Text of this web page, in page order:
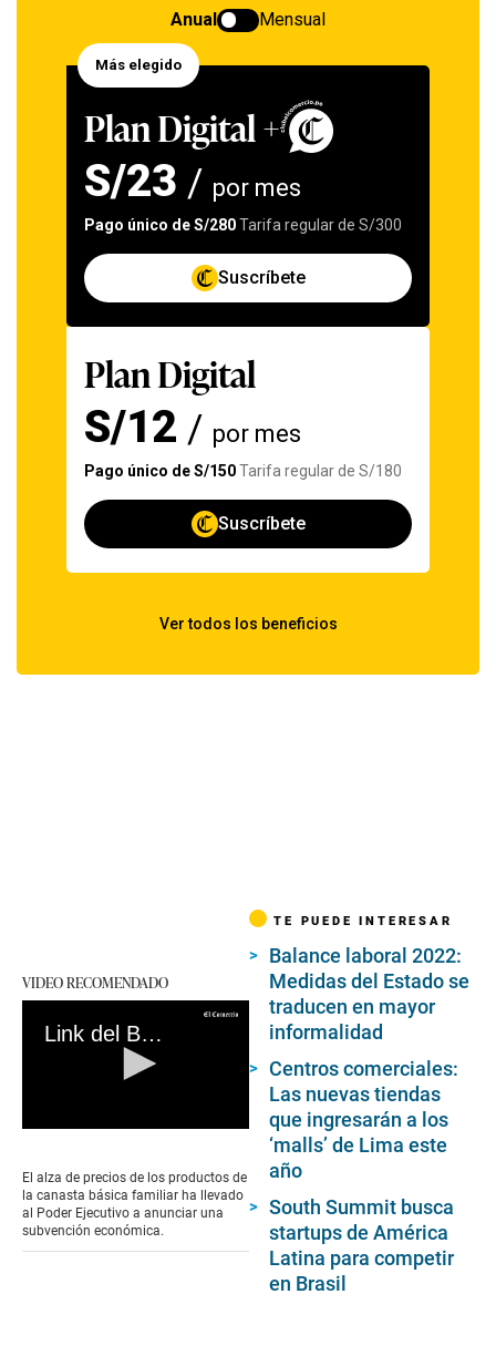
VIDEO RECOMENDADO
Link del Bono Alimentario de S/ 270: consulta AQUÍ si eres uno de los beneficiarios del subsidio
of
0
seconds
El alza de precios de los productos de
la canasta básica familiar ha llevado
al Poder Ejecutivo a anunciar una
subvención económica.
TE PUEDE INTERESAR
Balance laboral 2022:
Medidas del Estado se
traducen en mayor
informalidad
Centros comerciales:
Las nuevas tiendas
que ingresarán a los
‘malls’ de Lima este
año
South Summit busca
startups de América
Latina para competir
en Brasil